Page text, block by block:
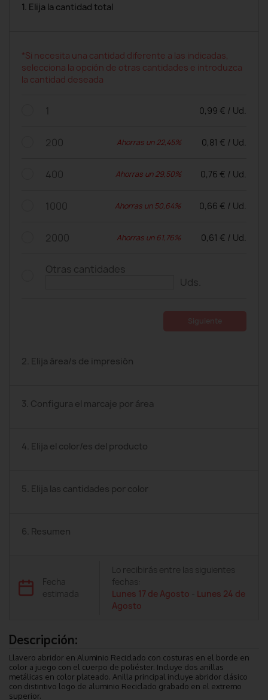
1. Elija la cantidad total
*Si necesita una cantidad diferente a las indicadas,
selecciona la opción de otras cantidades e introduzca
la cantidad deseada
1 0,99 € / Ud.
200 Ahorras un 22,45% 0,81 € / Ud.
400 Ahorras un 29,50% 0,76 € / Ud.
1000 Ahorras un 50,64% 0,66 € / Ud.
2000 Ahorras un 61,76% 0,61 € / Ud.
Otras cantidades
Uds.
2. Elija área/s de impresión
3. Configura el marcaje por área
4. Elija el color/es del producto
5. Elija las cantidades por color
6. Resumen
Fecha
estimada
Lo recibirás entre las siguientes
fechas:
Lunes 17 de Agosto - Lunes 24 de
Agosto
Descripción:
Llavero abridor en Aluminio Reciclado con costuras en el borde en
color a juego con el cuerpo de poliéster. Incluye dos anillas
metálicas en color plateado. Anilla principal incluye abridor clásico
con distintivo logo de aluminio Reciclado grabado en el extremo
superior.